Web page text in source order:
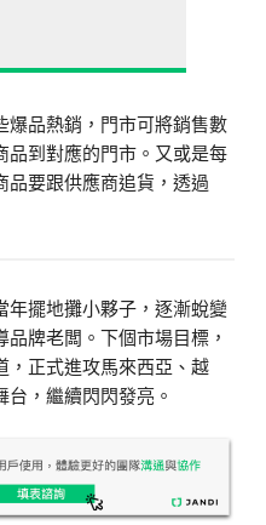
爆品熱銷，門市可將銷售數
品到對應的門市。又或是每
品要跟供應商追貨，透過
年擺地攤小夥子，逐漸蛻變
牌老闆。下個市場目標，
，正式進攻馬來西亞、越
，繼續閃閃發亮。